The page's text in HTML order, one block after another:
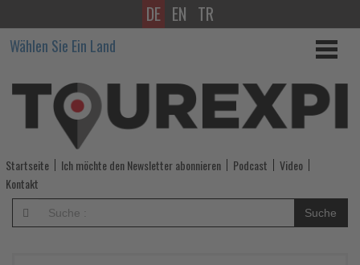
Eurowings
als
beste
Low-
Cost-
Airline
Europas
DE EN TR
Wählen Sie Ein Land
Startseite Ich möchte den Newsletter abonnieren Podcast
Video
Kontakt
Suche